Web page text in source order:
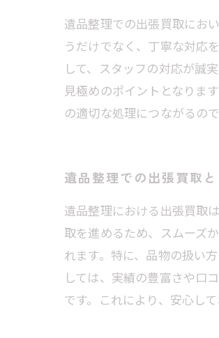
遺品整理での出張買取にお
うだけでなく、丁寧な対応
して、スタッフの対応が誠
見極めのポイントとなりま
の適切な処理につながるの
遺品整理での出張買取
遺品整理における出張買取
取を進めるため、スムーズ
れます。特に、品物の扱い
しては、実績の豊富さや口
です。これにより、安心し